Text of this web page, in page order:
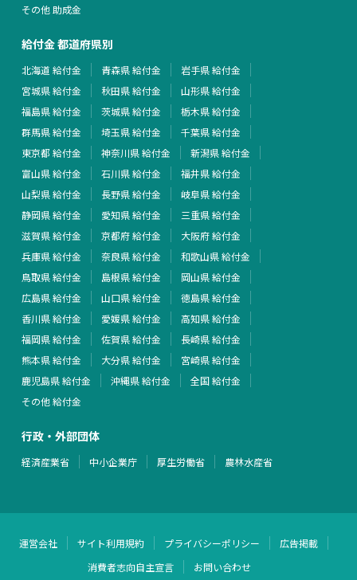
その他 助成金
給付金 都道府県別
北海道 給付金 青森県 給付金
岩手県 給付金
宮城県 給付金
秋田県 給付金
山形県 給付金
福島県 給付金
茨城県 給付金
栃木県 給付金
群馬県 給付金
埼玉県 給付金
千葉県 給付金
東京都 給付金
神奈川県 給付金
新潟県 給付金
富山県 給付金
石川県 給付金
福井県 給付金
山梨県 給付金
長野県 給付金
岐阜県 給付金
静岡県 給付金
愛知県 給付金
三重県 給付金
滋賀県 給付金
京都府 給付金
大阪府 給付金
兵庫県 給付金
奈良県 給付金
和歌山県 給付金
鳥取県 給付金
島根県 給付金
岡山県 給付金
広島県 給付金
山口県 給付金
徳島県 給付金
香川県 給付金
愛媛県 給付金
高知県 給付金
福岡県 給付金
佐賀県 給付金
長崎県 給付金
熊本県 給付金
大分県 給付金
宮崎県 給付金
鹿児島県 給付金
沖縄県 給付金
全国 給付金
その他 給付金
行政・外部団体
経済産業省 中小企業庁 厚生労働省 農林水産省
運営会社 サイト利用規約 プライバシーポリシー
広告掲載
消費者志向自主宣言
お問い合わせ